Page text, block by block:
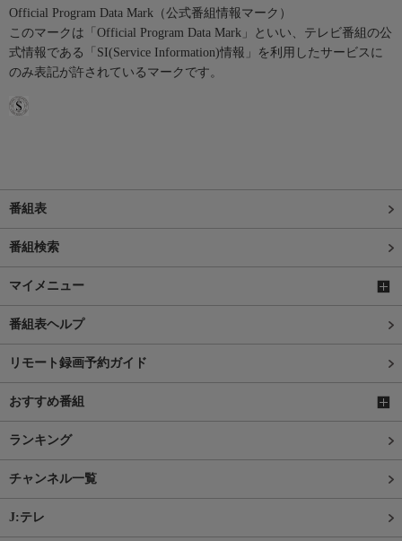
Official Program Data Mark（公式番組情報マーク）
このマークは「Official Program Data Mark」といい、テレビ番組の公
式情報である「SI(Service Information)情報」を利用したサービスに
のみ表記が許されているマークです。
番組表
番組検索
マイメニュー
番組表ヘルプ
リモート録画予約ガイド
おすすめ番組
ランキング
チャンネル一覧
J:テレ